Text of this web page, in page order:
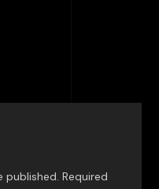
published. Required